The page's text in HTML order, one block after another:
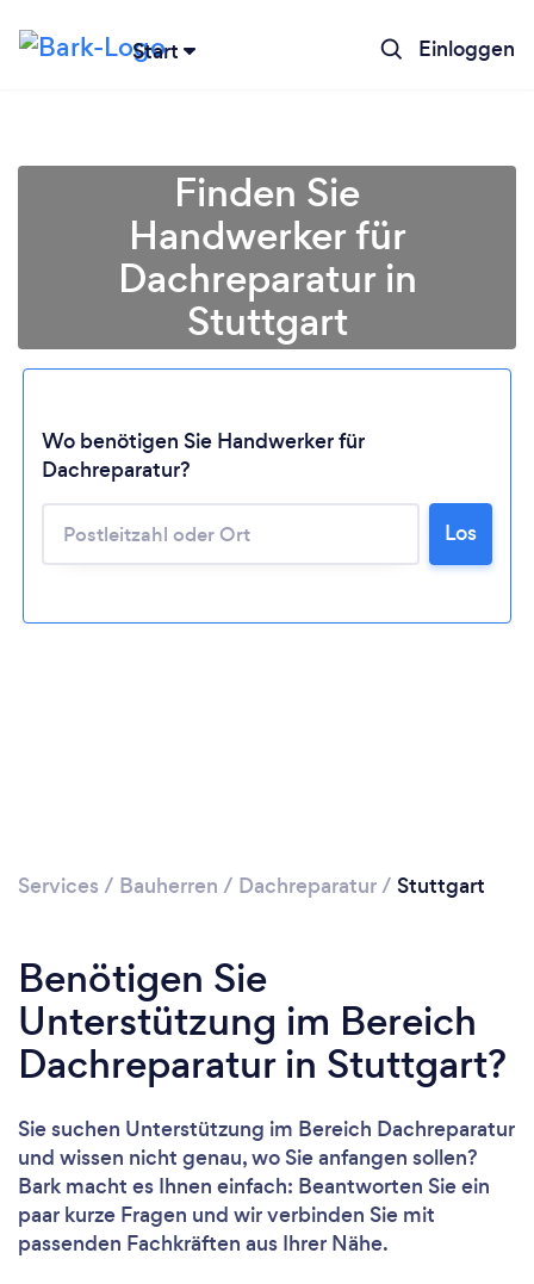
Start Einloggen
Lädt ...
Bitte warten ...
Finden Sie
Handwerker für
Dachreparatur in
Stuttgart
Wo benötigen Sie Handwerker für
Dachreparatur?
Los
Services / Bauherren / Dachreparatur/ Stuttgart
Benötigen Sie
Unterstützung im Bereich
Dachreparatur in Stuttgart?
Sie suchen Unterstützung im Bereich Dachreparatur
und wissen nicht genau, wo Sie anfangen sollen?
Bark macht es Ihnen einfach: Beantworten Sie ein
paar kurze Fragen und wir verbinden Sie mit
passenden Fachkräften aus Ihrer Nähe.